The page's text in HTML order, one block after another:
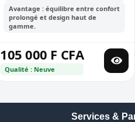
Avantage : équilibre entre confort
prolongé et design haut de
gamme.
105 000 F CFA
Qualité : Neuve
Services &